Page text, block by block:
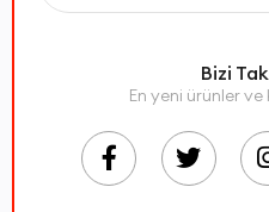
Bizi
En yeni ürünler